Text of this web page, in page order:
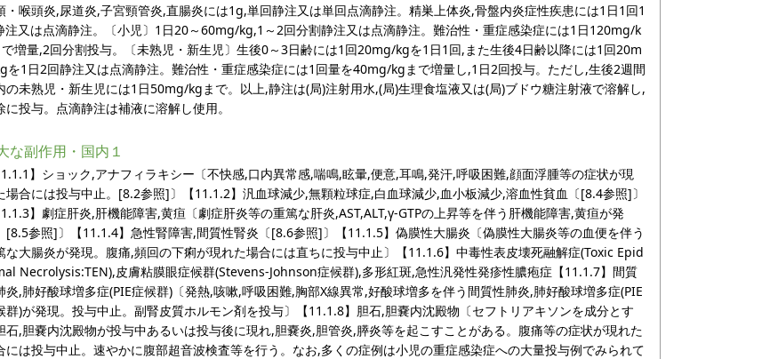
・喉頭炎,尿道炎,子宮頸管炎,直腸炎には1g,単回静注又は単回点滴静注。精巣上体炎,骨盤内炎症性疾患には1日1回1
注又は点滴静注。〔小児〕1日20～60mg/kg,1～2回分割静注又は点滴静注。難治性・重症感染症には1日120mg/k
増量,2回分割投与。〔未熟児・新生児〕生後0～3日齢には1回20mg/kgを1日1回,また生後4日齢以降には1回20m
を1日2回静注又は点滴静注。難治性・重症感染症には1回量を40mg/kgまで増量し,1日2回投与。ただし,生後2週間
の未熟児・新生児には1日50mg/kgまで。以上,静注は(局)注射用水,(局)生理食塩液又は(局)ブドウ糖注射液で溶解し,
に投与。点滴静注は補液に溶解し使用。
な副作用・国内１
】ショック,アナフィラキシー〔不快感,口内異常感,喘鳴,眩暈,便意,耳鳴,発汗,呼吸困難,顔面浮腫等の症状が現
場合には投与中止。[8.2参照]〕【11.1.2】汎血球減少,無顆粒球症,白血球減少,血小板減少,溶血性貧血〔[8.4参照]〕
】劇症肝炎,肝機能障害,黄疸〔劇症肝炎等の重篤な肝炎,AST,ALT,γ-GTPの上昇等を伴う肝機能障害,黄疸が発
[8.5参照]〕【11.1.4】急性腎障害,間質性腎炎〔[8.6参照]〕【11.1.5】偽膜性大腸炎〔偽膜性大腸炎等の血便を伴う
な大腸炎が発現。腹痛,頻回の下痢が現れた場合には直ちに投与中止〕【11.1.6】中毒性表皮壊死融解症(Toxic Epid
Necrolysis:TEN),皮膚粘膜眼症候群(Stevens-Johnson症候群),多形紅斑,急性汎発性発疹性膿疱症【11.1.7】間質
炎,肺好酸球増多症(PIE症候群)〔発熱,咳嗽,呼吸困難,胸部X線異常,好酸球増多を伴う間質性肺炎,肺好酸球増多症(PIE
群)が発現。投与中止。副腎皮質ホルモン剤を投与〕【11.1.8】胆石,胆嚢内沈殿物〔セフトリアキソンを成分とす
石,胆嚢内沈殿物が投与中あるいは投与後に現れ,胆嚢炎,胆管炎,膵炎等を起こすことがある。腹痛等の症状が現れた
には投与中止。速やかに腹部超音波検査等を行う。なお,多くの症例は小児の重症感染症への大量投与例でみられて